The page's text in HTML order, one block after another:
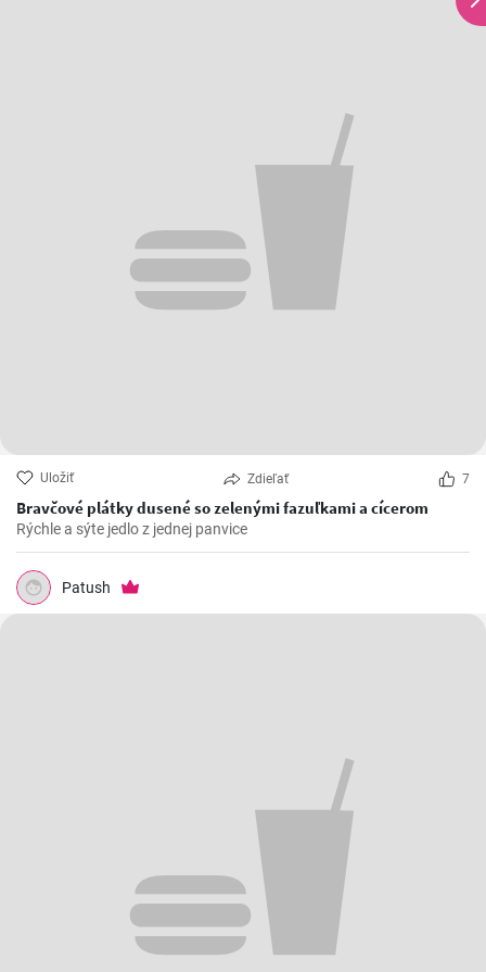
Uložiť Zdieľať 7
Bravčové plátky dusené so zelenými fazuľkami a cícerom
Rýchle a sýte jedlo z jednej panvice
Patush